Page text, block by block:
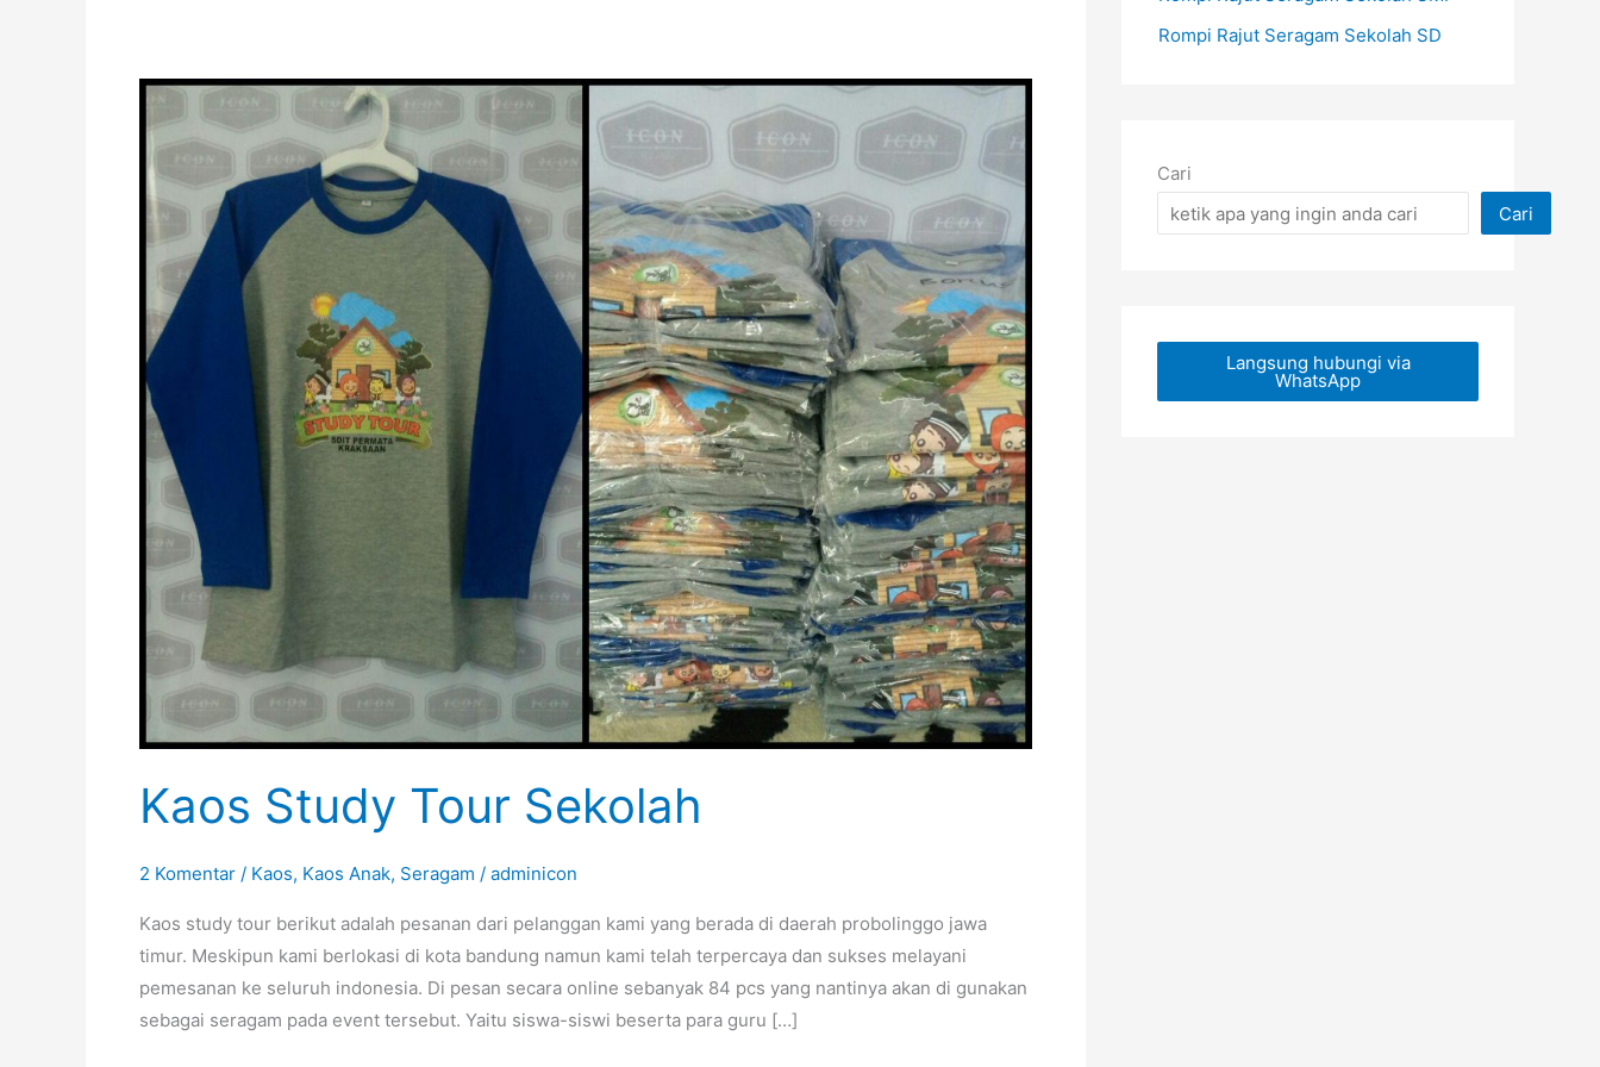
Kaos Study Tour Sekolah
2 Komentar / Kaos, Kaos Anak, Seragam / adminicon
Kaos study tour berikut adalah pesanan dari pelanggan kami yang berada di daerah probolinggo jawa
timur. Meskipun kami berlokasi di kota bandung namun kami telah terpercaya dan sukses melayani
pemesanan ke seluruh indonesia. Di pesan secara online sebanyak 84 pcs yang nantinya akan di gunakan
sebagai seragam pada event tersebut. Yaitu siswa-siswi beserta para guru […]
Rompi Rajut Seragam Sekolah SD
Cari
Cari
Langsung hubungi via
WhatsApp